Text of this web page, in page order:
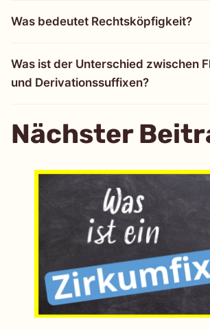
Was bedeutet Rechtsköpfigkeit?
Was ist der Unterschied zwischen
und Derivationssuffixen?
Nächster